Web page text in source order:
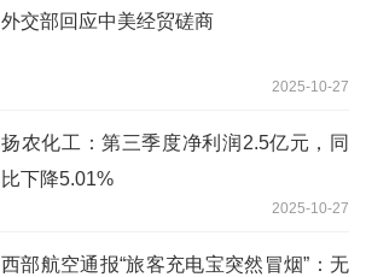
外交部回应中美经贸磋商
2025-10-27
扬农化工：第三季度净利润2.5亿元，同
比下降5.01%
2025-10-27
西部航空通报“旅客充电宝突然冒烟”：无